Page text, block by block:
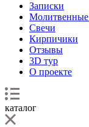
Записки
Свечи
Кирпичики
Отзывы
3D тур
О проекте
каталог